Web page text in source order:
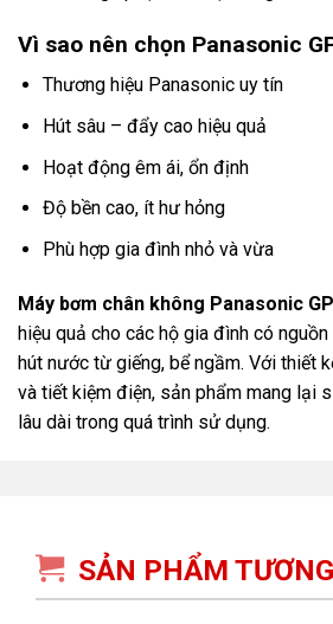
Vì sao nên chọn Panasonic
Thương hiệu Panasonic uy tín
Hút sâu – đẩy cao hiệu quả
Hoạt động êm ái, ổn định
Độ bền cao, ít hư hỏng
Phù hợp gia đình nhỏ và vừa
Máy bơm chân không Panasonic
hiệu quả cho các hộ gia đình có
hút nước từ giếng, bể ngầm. Với thiết
và tiết kiệm điện, sản phẩm mang lại
lâu dài trong quá trình sử dụng.
SẢN PHẨM